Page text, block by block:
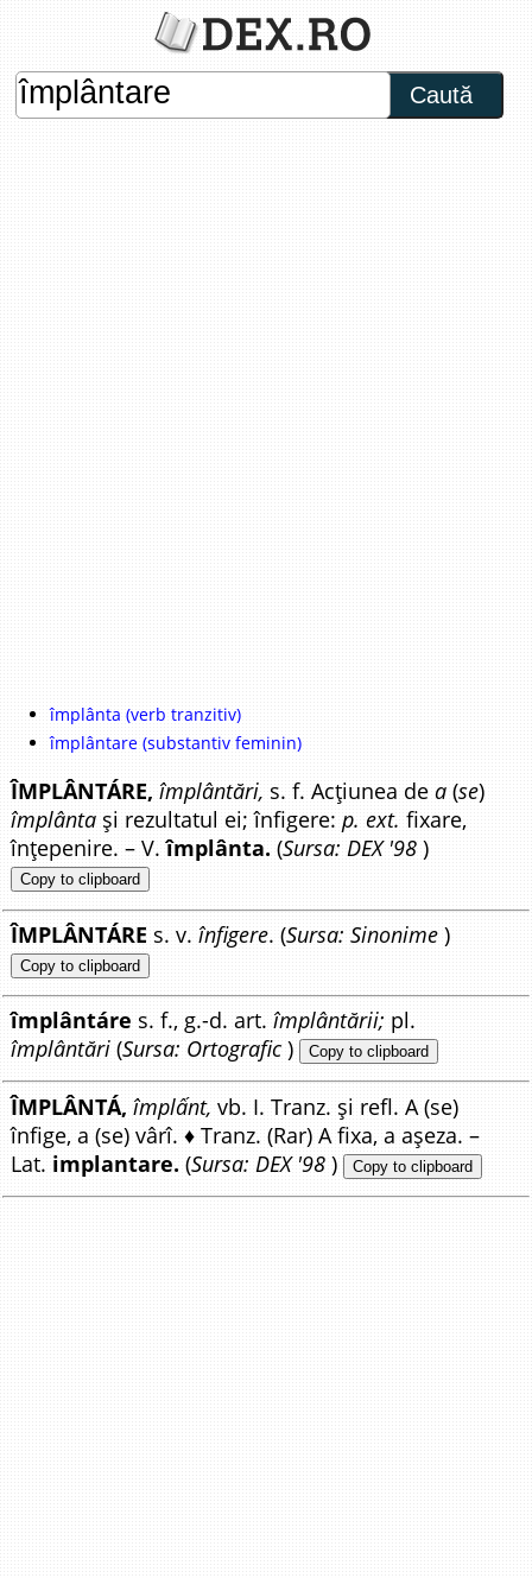
Caută
împlânta (verb tranzitiv)
împlântare (substantiv feminin)
ÎMPLÂNTÁRE, împlântări, s. f. Acțiunea dea (se)
împlânta și rezultatul ei; înfigere:p. ext. fixare,
înțepenire. – V.împlânta. (Sursa: DEX '98 )
Copy to clipboard
ÎMPLÂNTÁRE s. v.înfigere. (Sursa: Sinonime )
Copy to clipboard
împlântáre s. f., g.-d. art.împlântării; pl.
împlântări (Sursa: Ortografic ) Copy to clipboard
ÎMPLÂNTÁ, împlấnt, vb. I. Tranz. și refl. A (se)
înfige, a (se) vârî. ♦ Tranz. (Rar) A fixa, a așeza. –
Lat. implantare. (Sursa: DEX '98 ) Copy to clipboard